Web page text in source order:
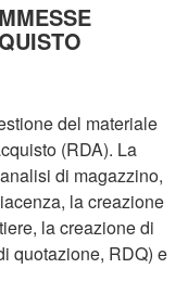
del materiale
(RDA). La
di magazzino,
la creazione
la creazione di
quotazione, RDQ) e